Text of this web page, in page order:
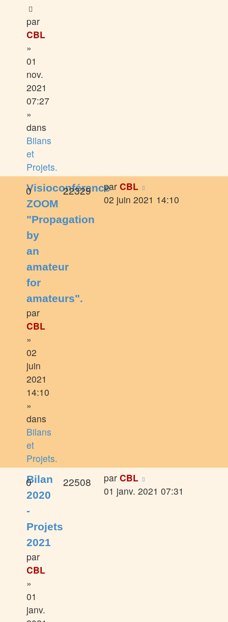
par
CBL
»
01
nov.
2021
07:27
»
dans
Bilans
et
Projets.
Visioconférence
ZOOM
"Propagation
by
an
amateur
for
amateurs".
par
CBL
»
02
juin
2021
14:10
»
dans
Bilans
et
Projets.
0 22329 par CBL
02 juin 2021 14:10
Bilan
2020
-
Projets
2021
par
CBL
»
01
janv.
0 22508 par CBL
01 janv. 2021 07:31